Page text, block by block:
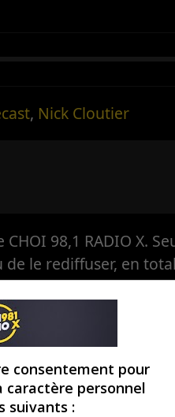
, Nick Cloutier
98,1 RADIO X.
le rediffuser, en
le droit d'en autoriser
consentement pour
caractère personnel
suivants :